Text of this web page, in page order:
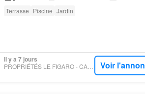
Terrasse Piscine Jardin
Il y a 7 jours
PROPRIÉTÉS LE FIGARO - CAPIFRANCE - HUBERT PIERACCINI Voir